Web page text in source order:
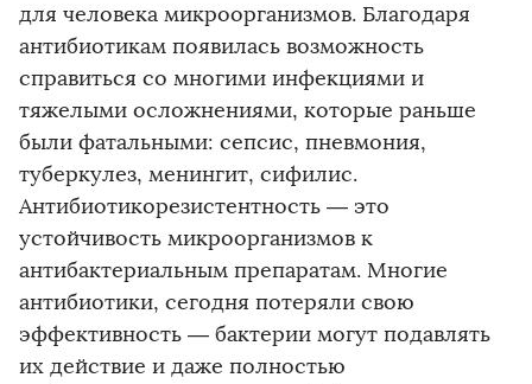
для человека микроорганизмов. Благодаря
антибиотикам появилась возможность
справиться со многими инфекциями и
тяжелыми осложнениями, которые раньше
были фатальными: сепсис, пневмония,
туберкулез, менингит, сифилис.
Антибиотикорезистентность — это
устойчивость микроорганизмов к
антибактериальным препаратам. Многие
антибиотики, сегодня потеряли свою
эффективность — бактерии могут подавлять
их действие и даже полностью